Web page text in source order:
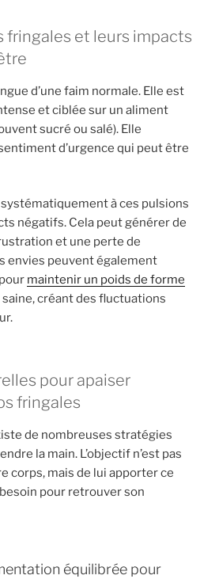
fringales et leurs impacts
d’une faim normale. Elle est
et ciblée sur un aliment
sucré ou salé). Elle
d’urgence qui peut être
à ces pulsions
négatifs. Cela peut générer de
et une perte de
envies peuvent également
maintenir un poids de forme
créant des fluctuations
pour apaiser
fringales
de nombreuses stratégies
la main. L’objectif n’est pas
corps, mais de lui apporter ce
pour retrouver son
équilibrée pour